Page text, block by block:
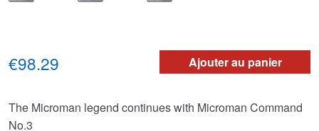
Ajouter au panier
€98.29
The Microman legend continues with Microman Command
No.3